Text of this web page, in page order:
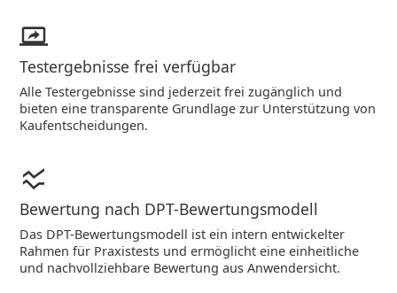
Testergebnisse frei verfügbar
Alle Testergebnisse sind jederzeit frei zugänglich und
bieten eine transparente Grundlage zur Unterstützung von
Kaufentscheidungen.
Bewertung nach DPT-Bewertungsmodell
Das DPT-Bewertungsmodell ist ein intern entwickelter
Rahmen für Praxistests und ermöglicht eine einheitliche
und nachvollziehbare Bewertung aus Anwendersicht.